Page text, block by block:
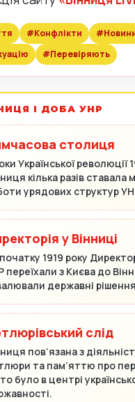
#Конфлікти
#Перевіряють
І ДОБА УНР
столиця
Української революції
кілька разів ставала
урядових структур
у Вінниці
1919 року
переїхали з Києва до
державні
слід
пов’язана з
та пам’яттю про
було в центрі